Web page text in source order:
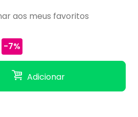
-7%
Adicionar
aos meus favoritos